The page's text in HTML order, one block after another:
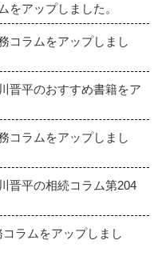
アップしました。
コラムをアップしまし
晋平のおすすめ書籍をア
コラムをアップしまし
晋平の相続コラム第204
ラムをアップしまし